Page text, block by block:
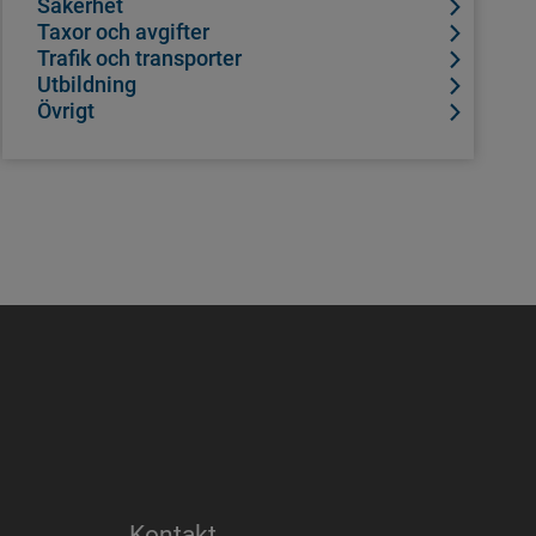
Säkerhet
Taxor och avgifter
Trafik och transporter
Utbildning
Övrigt